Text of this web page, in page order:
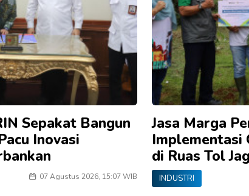
Sepakat Bangun
Inovasi
07 Agustus 2026, 15:07 WIB
Jasa Marga
Implementasi
di Ruas Tol
INDUSTRI